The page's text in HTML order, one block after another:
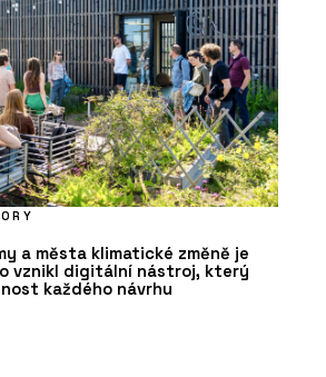
a města klimatické změně je
vznikl digitální nástroj, který
každého návrhu